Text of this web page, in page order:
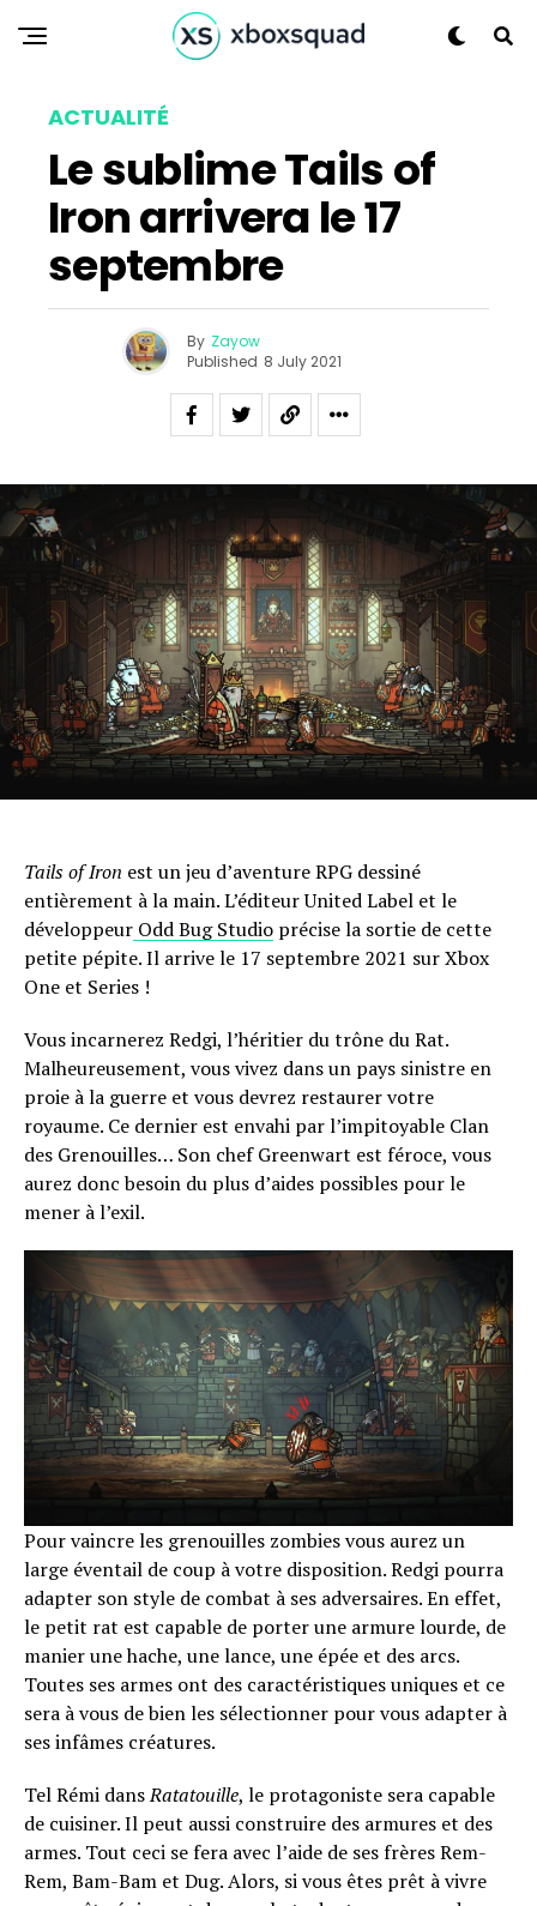
ACTUALITÉ
Le sublime Tails of
Iron arrivera le 17
septembre
By Zayow
Published 8 July 2021
Tails of Iron est un jeu d’aventure RPG dessiné
entièrement à la main. L’éditeur United Label et le
développeur Odd Bug Studio précise la sortie de cette
petite pépite. Il arrive le 17 septembre 2021 sur Xbox
One et Series !
Vous incarnerez Redgi, l’héritier du trône du Rat.
Malheureusement, vous vivez dans un pays sinistre en
proie à la guerre et vous devrez restaurer votre
royaume. Ce dernier est envahi par l’impitoyable Clan
des Grenouilles… Son chef Greenwart est féroce, vous
aurez donc besoin du plus d’aides possibles pour le
mener à l’exil.
Pour vaincre les grenouilles zombies vous aurez un
large éventail de coup à votre disposition. Redgi pourra
adapter son style de combat à ses adversaires. En effet,
le petit rat est capable de porter une armure lourde, de
manier une hache, une lance, une épée et des arcs.
Toutes ses armes ont des caractéristiques uniques et ce
sera à vous de bien les sélectionner pour vous adapter à
ses infâmes créatures.
Tel Rémi dansRatatouille, le protagoniste sera capable
de cuisiner. Il peut aussi construire des armures et des
armes. Tout ceci se fera avec l’aide de ses frères Rem-
Rem, Bam-Bam et Dug. Alors, si vous êtes prêt à vivre